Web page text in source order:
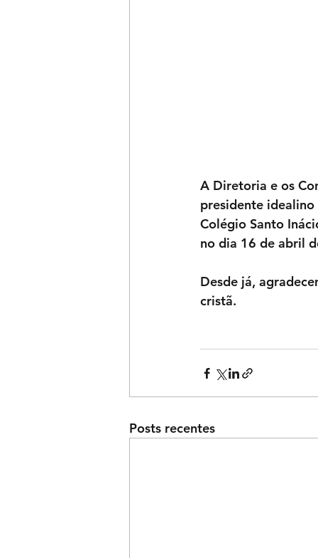
A Diretoria e os
presidente idealino
Colégio Santo
no dia 16 de abril
Desde já,
cristã.
Posts recentes